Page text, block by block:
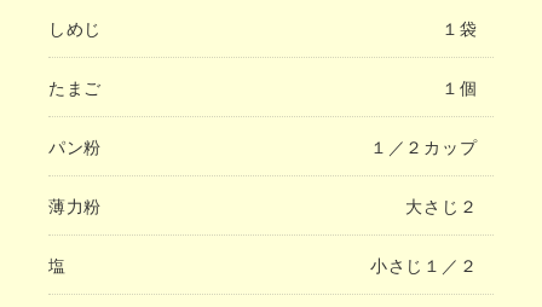
しめじ １袋
たまご １個
パン粉 １／２カップ
薄力粉 大さじ２
塩 小さじ１／２